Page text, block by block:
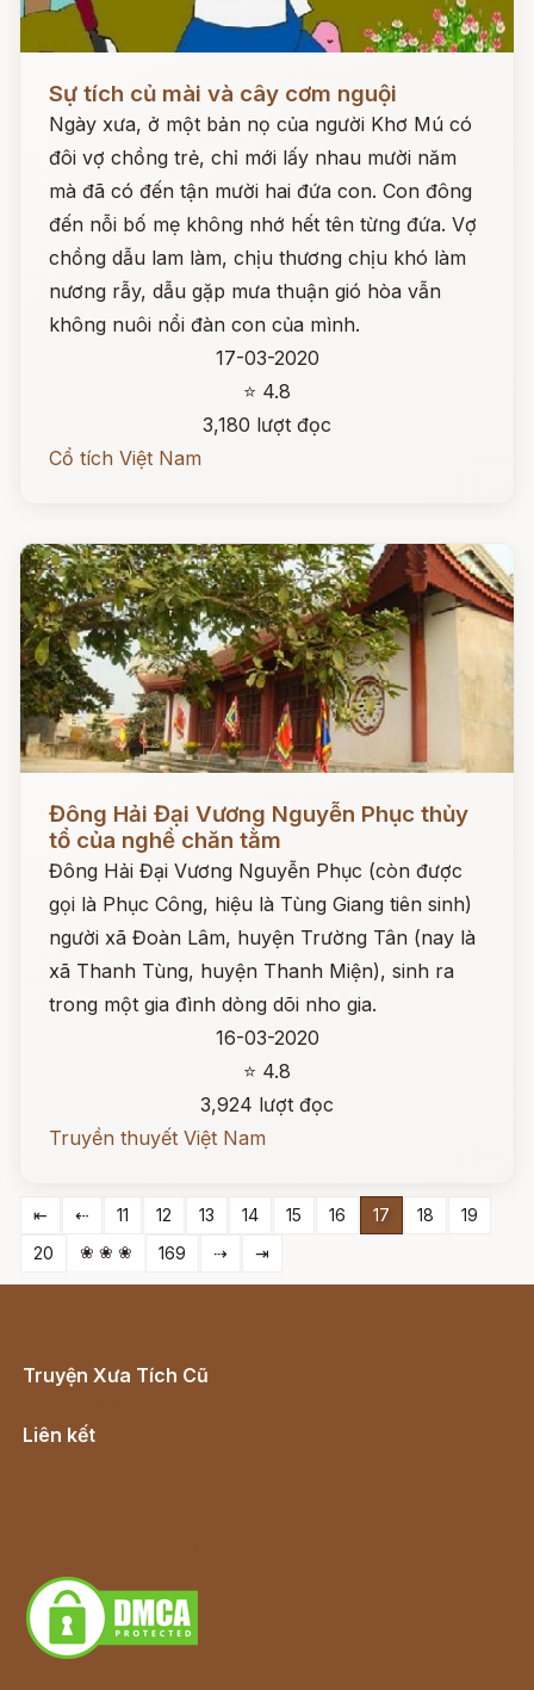
Sự tích củ mài và cây cơm nguội
Ngày xưa, ở một bản nọ của người Khơ Mú có
đôi vợ chồng trẻ, chỉ mới lấy nhau mười năm
mà đã có đến tận mười hai đứa con. Con đông
đến nỗi bố mẹ không nhớ hết tên từng đứa. Vợ
chồng dẫu lam làm, chịu thương chịu khó làm
nương rẫy, dẫu gặp mưa thuận gió hòa vẫn
không nuôi nổi đàn con của mình.
17-03-2020
⭐ 4.8
3,180 lượt đọc
Cổ tích Việt Nam
Đông Hải Đại Vương Nguyễn Phục thủy
tổ của nghề chăn tằm
Đông Hải Đại Vương Nguyễn Phục (còn được
gọi là Phục Công, hiệu là Tùng Giang tiên sinh)
người xã Đoàn Lâm, huyện Trường Tân (nay là
xã Thanh Tùng, huyện Thanh Miện), sinh ra
trong một gia đình dòng dõi nho gia.
16-03-2020
⭐ 4.8
3,924 lượt đọc
Truyền thuyết Việt Nam
⇤ ⇠ 11 12 13 14 15 16 17 18
19
20
❀ ❀ ❀ 169 ⇢ ⇥
Truyện Xưa Tích Cũ
Liên kết